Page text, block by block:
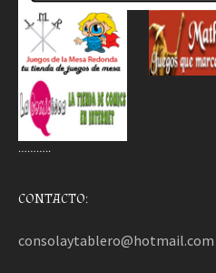
………..
CONTACTO:
consolaytablero@hotmail.com